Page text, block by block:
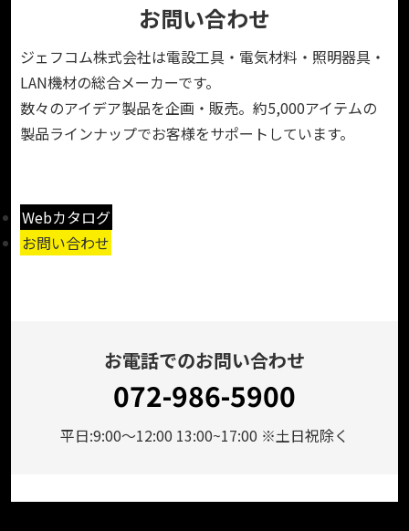
お問い合わせ
ジェフコム株式会社は電設工具・電気材料・照明器具・
LAN機材の総合メーカーです。
数々のアイデア製品を企画・販売。約5,000アイテムの
製品ラインナップでお客様をサポートしています。
Webカタログ
お問い合わせ
お電話でのお問い合わせ
072-986-5900
平日:9:00～12:00 13:00~17:00 ※土日祝除く